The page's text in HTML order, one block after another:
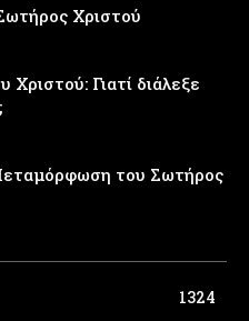
Χριστού
Γιατί διάλεξε
του Σωτήρος
1324